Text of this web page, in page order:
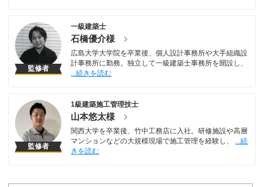
監修者
一級建築士
石橋優介様
広島大学大学院を卒業後、個人設計事務所や大手組織設
計事務所に勤務。独立して一級建築士事務所を開設し、
監修者
1級建築施工管理技士
山本悠太様
関西大学を卒業後、竹中工務店に入社。研修施設や高層
マンションなどの大規模現場で施工管理を経験し、